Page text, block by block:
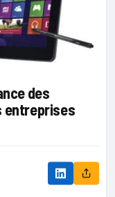
des
entreprises